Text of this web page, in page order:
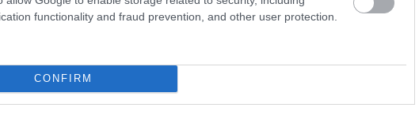
functionality and fraud prevention, and other user protection.
CONFIRM
2018 április
(
Tovább
Címkék
bazsalikom birs